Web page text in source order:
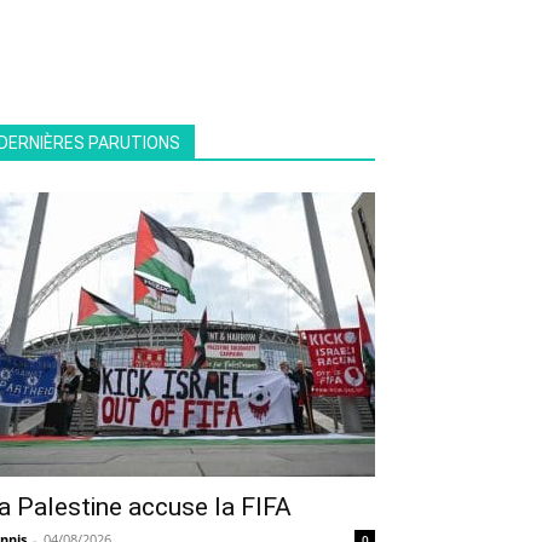
PARUTIONS
Palestine accuse la FIFA